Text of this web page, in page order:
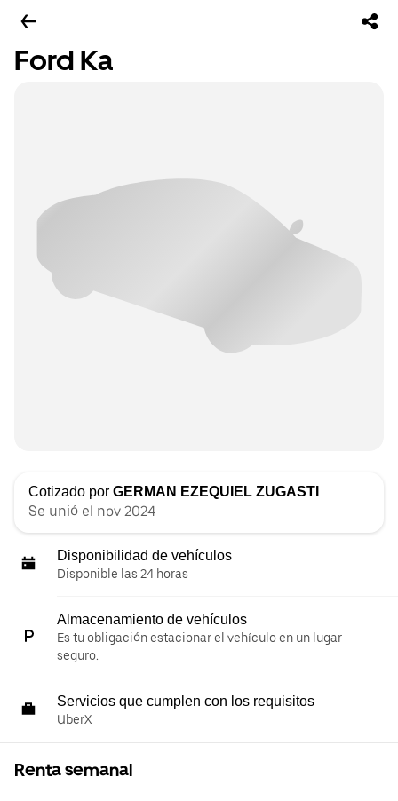
Ford Ka
Cotizado por GERMAN EZEQUIEL ZUGASTI
Se unió el nov 2024
Disponibilidad de vehículos
Disponible las 24 horas
Almacenamiento de vehículos
Es tu obligación estacionar el vehículo en un lugar
seguro.
Servicios que cumplen con los requisitos
UberX
Renta semanal